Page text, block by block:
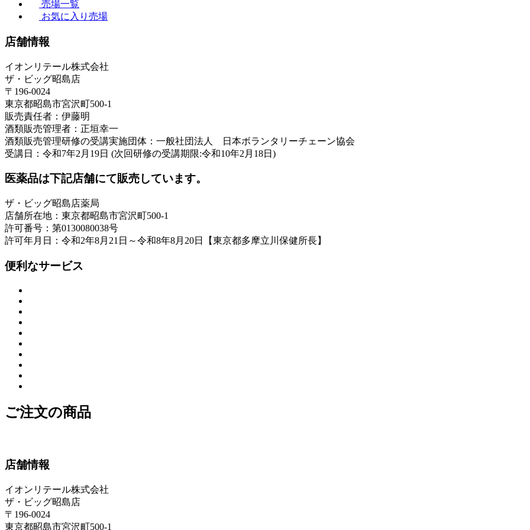
売場一覧
お気に入り売場
店舗情報
イオンリテール株式会社
ザ・ビッグ昭島店
〒196-0024
東京都昭島市宮沢町500-1
販売責任者：伊藤明
酒類販売管理者：正垣幸一
酒類販売管理研修の受講実施団体：一般社団法人 日本ボランタリーチェーン協会
受講日：令和7年2月19日 (次回研修の受講期限:令和10年2月18日)
医薬品は下記店舗にて販売しています。
ザ・ビッグ昭島店薬局
店舗所在地：東京都昭島市宮沢町500-1
許可番号：第0130080038号
許可年月日：令和2年8月21日～令和8年8月20日【東京都多摩立川保健所長】
便利なサービス
ご注文の商品
店舗情報
イオンリテール株式会社
ザ・ビッグ昭島店
〒196-0024
東京都昭島市宮沢町500-1